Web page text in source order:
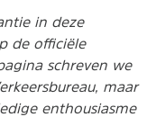
in deze
de officiële
schreven we
maar
enthousiasme